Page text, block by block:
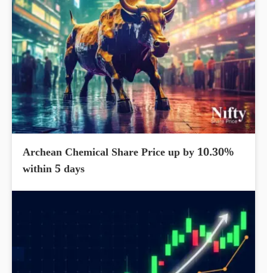
Archean Chemical Share Price up by 10.30%
within 5 days